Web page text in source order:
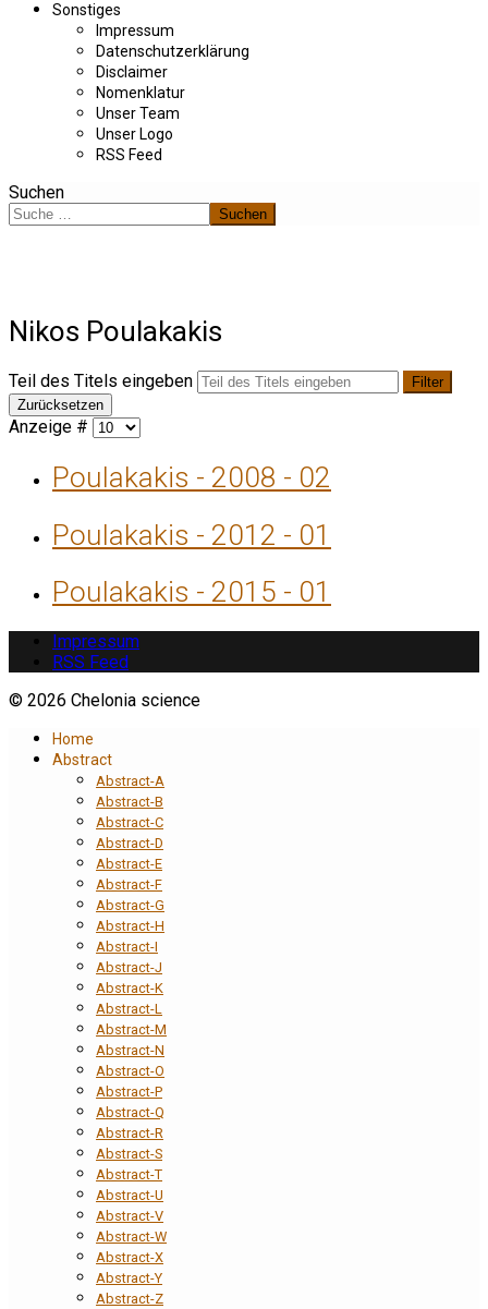
Sonstiges
Impressum
Datenschutzerklärung
Disclaimer
Nomenklatur
Unser Team
Unser Logo
RSS Feed
Suchen
Suchen
Nikos Poulakakis
Teil des Titels eingeben
Filter
Zurücksetzen
Anzeige #
Poulakakis - 2008 - 02
Poulakakis - 2012 - 01
Poulakakis - 2015 - 01
Impressum
RSS Feed
© 2026 Chelonia science
Home
Abstract
Abstract-A
Abstract-B
Abstract-C
Abstract-D
Abstract-E
Abstract-F
Abstract-G
Abstract-H
Abstract-I
Abstract-J
Abstract-K
Abstract-L
Abstract-M
Abstract-N
Abstract-O
Abstract-P
Abstract-Q
Abstract-R
Abstract-S
Abstract-T
Abstract-U
Abstract-V
Abstract-W
Abstract-X
Abstract-Y
Abstract-Z